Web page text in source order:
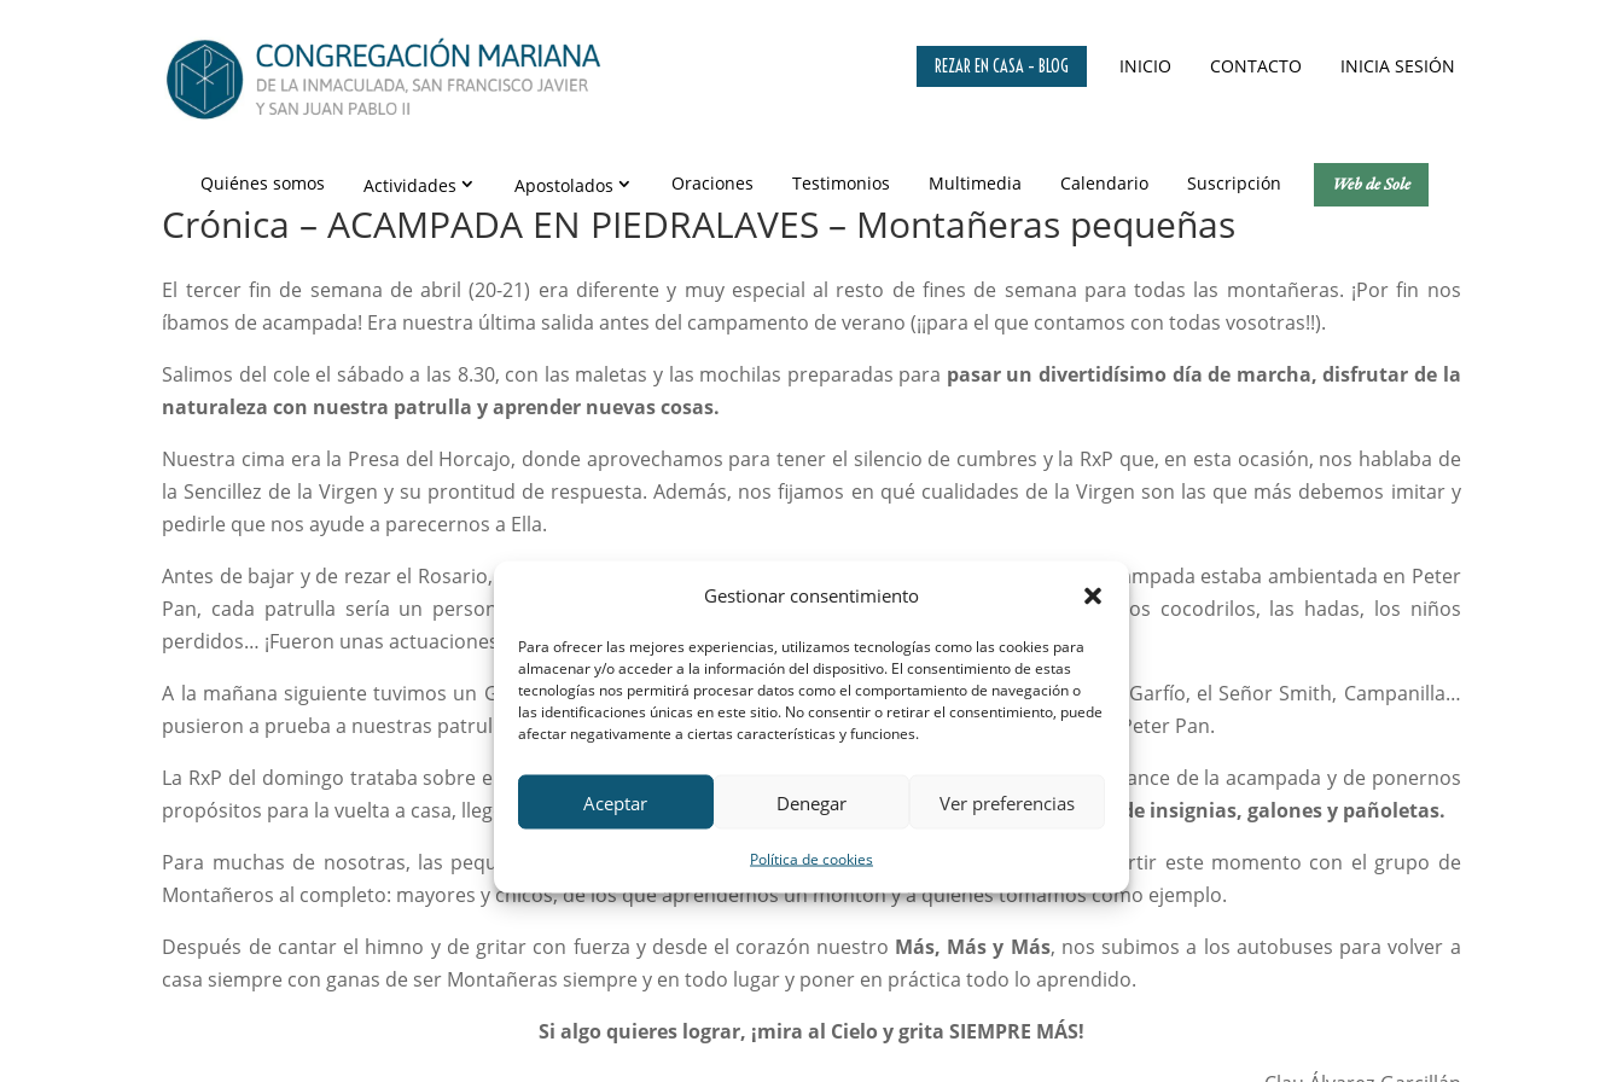
Gestionar consentimiento
Para ofrecer las mejores experiencias, utilizamos tecnologías como las cookies para
almacenar y/o acceder a la información del dispositivo. El consentimiento de estas
tecnologías nos permitirá procesar datos como el comportamiento de navegación o
las identificaciones únicas en este sitio. No consentir o retirar el consentimiento, puede
afectar negativamente a ciertas características y funciones.
Aceptar Denegar Ver preferencias
Política de cookies
REZAR EN CASA – BLOG INICIO CONTACTO INICIA SESIÓN
Quiénes somos Actividades Apostolados Oraciones Testimonios Multimedia Calendario Suscripción Web de Sole
Crónica – ACAMPADA EN PIEDRALAVES – Montañeras pequeñas
El tercer fin de semana de abril (20-21) era diferente y muy especial al resto de fines de semana para todas las montañeras. ¡Por fin nos
íbamos de acampada! Era nuestra última salida antes del campamento de verano (¡¡para el que contamos con todas vosotras!!).
Salimos del cole el sábado a las 8.30, con las maletas y las mochilas preparadas para pasar un divertidísimo día de marcha, disfrutar de la
naturaleza con nuestra patrulla y aprender nuevas cosas.
Nuestra cima era la Presa del Horcajo, donde aprovechamos para tener el silencio de cumbres y la RxP que, en esta ocasión, nos hablaba de
la Sencillez de la Virgen y su prontitud de respuesta. Además, nos fijamos en qué cualidades de la Virgen son las que más debemos imitar y
pedirle que nos ayude a parecernos a Ella.
Antes de bajar y de rezar el Rosario, las jefas nos explicaron en qué consistía la Velada. Como nuestra acampada estaba ambientada en Peter
Pan, cada patrulla sería un personaje distinto de la peli. No nos faltó nadie: estaban las sombras, los cocodrilos, las hadas, los niños
perdidos… ¡Fueron unas actuaciones muy divertidas!
A la mañana siguiente tuvimos un Gran Juego muy emocionante por el país de Siempre Más. El Capitán Garfío, el Señor Smith, Campanilla…
pusieron a prueba a nuestras patrullas pero demostraron ser muy habilidosas y consiguieron rescatar a Peter Pan.
La RxP del domingo trataba sobre el respeto a los mayores y la confianza en ellos. Después de hacer balance de la acampada y de ponernos
propósitos para la vuelta a casa, llegó el momento más emotivo y solemne: el
Arriado Final con entrega de insignias, galones y pañoletas.
Para muchas de nosotras, las pequeñas, esto era nuevo y estábamos emocionadas por poder compartir este momento con el grupo de
Montañeros al completo: mayores y chicos, de los que aprendemos un montón y a quienes tomamos como ejemplo.
Después de cantar el himno y de gritar con fuerza y desde el corazón nuestro Más, Más y Más, nos subimos a los autobuses para volver a
casa siempre con ganas de ser Montañeras siempre y en todo lugar y poner en práctica todo lo aprendido.
Si algo quieres lograr, ¡mira al Cielo y grita SIEMPRE MÁS!